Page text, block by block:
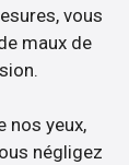
vous
maux de
nos yeux,
négligez